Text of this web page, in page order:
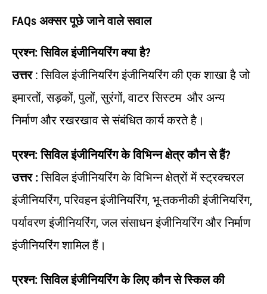
FAQs अक्सर पूछे जाने वाले सवाल
प्रश्न: सिविल इंजीनियरिंग क्या है?
उत्तर : सिविल इंजीनियरिंग इंजीनियरिंग की एक शाखा है जो
इमारतों, सड़कों, पुलों, सुरंगों, वाटर सिस्टम और अन्य
निर्माण और रखरखाव से संबंधित कार्य करते है।
प्रश्न: सिविल इंजीनियरिंग के विभिन्न क्षेत्र कौन से हैं?
उत्तर :सिविल इंजीनियरिंग के विभिन्न क्षेत्रों में स्ट्रक्चरल
इंजीनियरिंग, परिवहन इंजीनियरिंग, भू-तकनीकी इंजीनियरिंग,
पर्यावरण इंजीनियरिंग, जल संसाधन इंजीनियरिंग और निर्माण
इंजीनियरिंग शामिल हैं।
प्रश्न: सिविल इंजीनियरिंग के लिए कौन से स्किल की